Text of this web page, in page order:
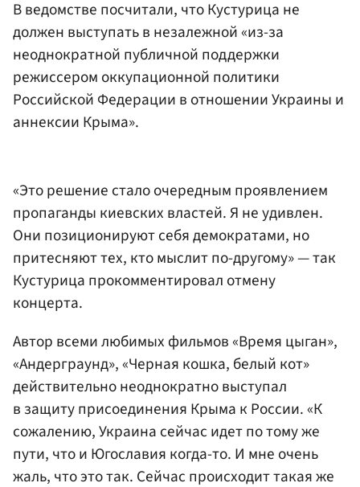
В ведомстве посчитали, что Кустурица не
должен выступать в незалежной «из-за
неоднократной публичной поддержки
режиссером оккупационной политики
Российской Федерации в отношении Украины и
аннексии Крыма».
«Это решение стало очередным проявлением
пропаганды киевских властей. Я не удивлен.
Они позиционируют себя демократами, но
притесняют тех, кто мыслит по-другому» — так
Кустурица прокомментировал отмену
концерта.
Автор всеми любимых фильмов «Время цыган»,
«Андерграунд», «Черная кошка, белый кот»
действительно неоднократно выступал
в защиту присоединения Крыма к России. «К
сожалению, Украина сейчас идет по тому же
пути, что и Югославия когда-то. И мне очень
жаль, что это так. Сейчас происходит такая же